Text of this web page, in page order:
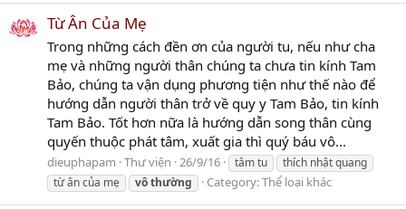
Từ Ân Của Mẹ
Trong những cách đền ơn của người tu, nếu như cha
mẹ và những người thân chúng ta chưa tin kính Tam
Bảo, chúng ta vận dụng phương tiện như thế nào để
hướng dẫn người thân trở về quy y Tam Bảo, tin kính
Tam Bảo. Tốt hơn nữa là hướng dẫn song thân cùng
quyến thuộc phát tâm, xuất gia thì quý báu vô...
dieuphapam Thư viện 26/9/16 tâm tu
thích nhật quang
từ ân của mẹ
vôthường Category:Thể loại khác